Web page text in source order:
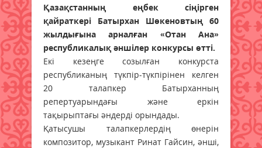
Қазақстанның еңбек сіңірген
қайраткері Батырхан Шөкеновтың 60
жылдығына арналған «Отан Ана»
республикалық әншілер конкурсы өтті.
Екі кезеңге созылған конкурста
республиканың түкпір-түкпірінен келген
20 талапкер Батырханның
репертуарындағы және еркін
тақырыптағы әндерді орындады.
Қатысушы талапкерлердің өнерін
композитор, музыкант Ринат Гайсин, әнші,